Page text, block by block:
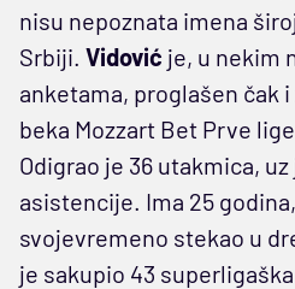
nisu nepoznata imena
Srbiji. Vidović je, u nekim
anketama, proglašen čak
beka Mozzart Bet Prve
Odigrao je 36 utakmica,
asistencije. Ima 25
svojevremeno stekao u
je sakupio 43